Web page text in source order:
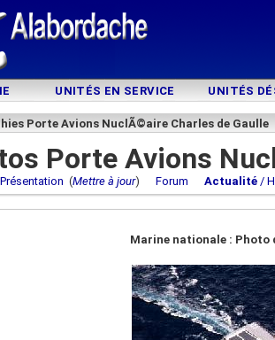
UNITÉS EN SERVICE UNITÉS
Porte Avions NuclÃ©aire Charles de Gaulle
Porte Avions
Présentation (Mettre à jour) Forum Actualité /
Marine nationale : Photo